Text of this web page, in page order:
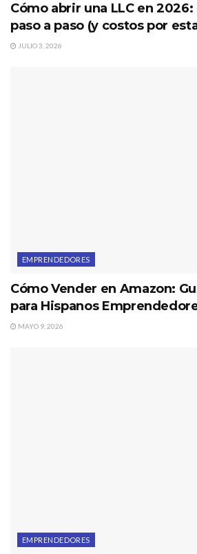
Cómo abrir una LLC en
paso a paso (y costos por
JULIO 3, 2026
EMPRENDEDORES
Cómo Vender en Amazon:
para Hispanos
MAYO 9, 2026
EMPRENDEDORES